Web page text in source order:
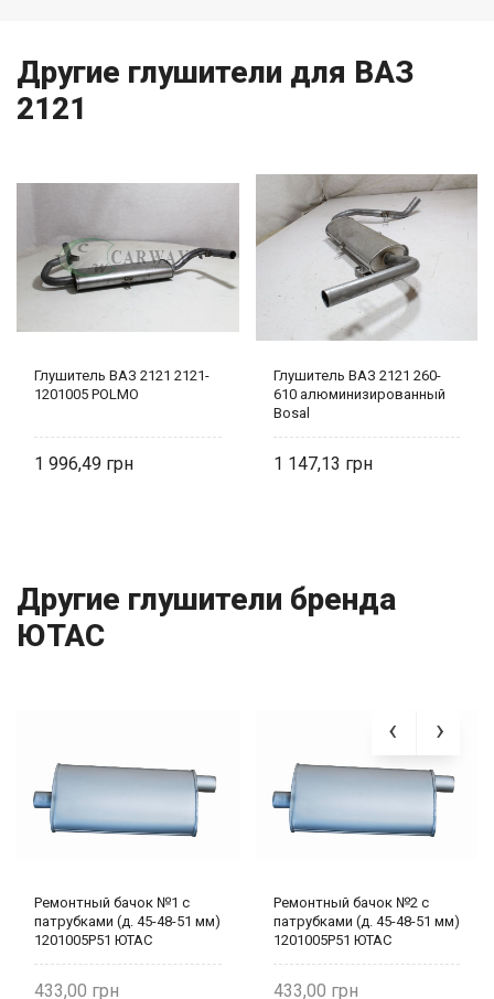
Другие глушители для ВАЗ
2121
Глушитель ВАЗ 2121 2121-
1201005 POLMO
1 996,49
Глушитель ВАЗ 2121 260-
610 алюминизированный
Bosal
1 147,13
Другие глушители бренда
ЮТАС
Ремонтный бачок №1 с
патрубками (д. 45-48-51 мм)
1201005Р51 ЮТАС
433,00
Ремонтный бачок №2 с
патрубками (д. 45-48-51 мм)
1201005Р51 ЮТАС
433,00